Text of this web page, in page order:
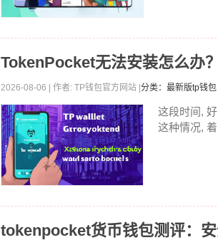
TokenPocket无法安装怎么办
2026-08-06 | 作者: TP钱包官方网站 | 分类：最新版tp钱包
这段时间,
这种情况,
tokenpocket货币钱包测评：